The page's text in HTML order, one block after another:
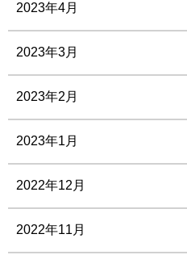
2023年4月
2023年3月
2023年2月
2023年1月
2022年12月
2022年11月